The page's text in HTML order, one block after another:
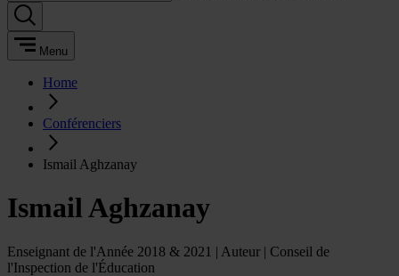
Menu
Home
Conférenciers
Ismail Aghzanay
Ismail Aghzanay
Enseignant de l'Année 2018 & 2021 | Auteur | Conseil de
l'Inspection de l'Éducation